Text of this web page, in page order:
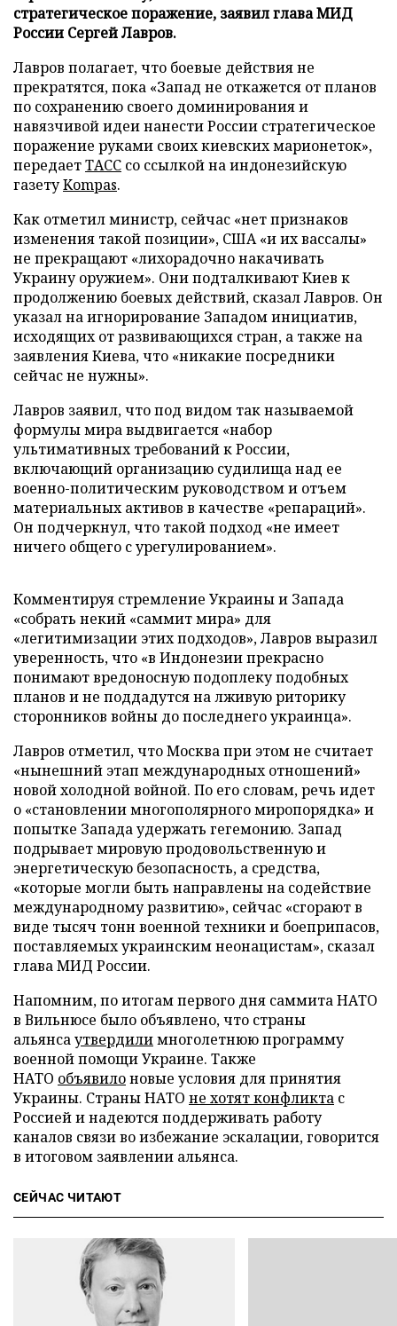
стратегическое поражение, заявил глава МИД
России Сергей Лавров.
Лавров полагает, что боевые действия не
прекратятся, пока «Запад не откажется от планов
по сохранению своего доминирования и
навязчивой идеи нанести России стратегическое
поражение руками своих киевских марионеток»,
передаетТАСС со ссылкой на индонезийскую
газетуKompas.
Как отметил министр, сейчас «нет признаков
изменения такой позиции», США «и их вассалы»
не прекращают «лихорадочно накачивать
Украину оружием». Они подталкивают Киев к
продолжению боевых действий, сказал Лавров. Он
указал на игнорирование Западом инициатив,
исходящих от развивающихся стран, а также на
заявления Киева, что «никакие посредники
сейчас не нужны».
Лавров заявил, что под видом так называемой
формулы мира выдвигается «набор
ультимативных требований к России,
включающий организацию судилища над ее
военно-политическим руководством и отъем
материальных активов в качестве «репараций».
Он подчеркнул, что такой подход «не имеет
ничего общего с урегулированием».
Комментируя стремление Украины и Запада
«собрать некий «саммит мира» для
«легитимизации этих подходов», Лавров выразил
уверенность, что «в Индонезии прекрасно
понимают вредоносную подоплеку подобных
планов и не поддадутся на лживую риторику
сторонников войны до последнего украинца».
Лавров отметил, что Москва при этом не считает
«нынешний этап международных отношений»
новой холодной войной. По его словам, речь идет
о «становлении многополярного миропорядка» и
попытке Запада удержать гегемонию. Запад
подрывает мировую продовольственную и
энергетическую безопасность, а средства,
«которые могли быть направлены на содействие
международному развитию», сейчас «сгорают в
виде тысяч тонн военной техники и боеприпасов,
поставляемых украинским неонацистам», сказал
глава МИД России.
Напомним, по итогам первого дня саммита НАТО
в Вильнюсе было объявлено, что страны
альянсаутвердилимноголетнюю программу
военной помощи Украине. Также
НАТО объявилоновые условия для принятия
Украины. Страны НАТО не хотят конфликта с
Россией и надеются поддерживать работу
каналов связи во избежание эскалации, говорится
в итоговом заявлении альянса.
СЕЙЧАС ЧИТАЮТ